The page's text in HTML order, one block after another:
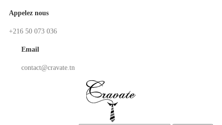
Appelez nous
+216 50 073 036
Email
contact@cravate.tn